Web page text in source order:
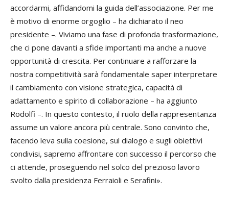
accordarmi, affidandomi la guida dell’associazione. Per me
è motivo di enorme orgoglio – ha dichiarato il neo
presidente –. Viviamo una fase di profonda trasformazione,
che ci pone davanti a sfide importanti ma anche a nuove
opportunità di crescita. Per continuare a rafforzare la
nostra competitività sarà fondamentale saper interpretare
il cambiamento con visione strategica, capacità di
adattamento e spirito di collaborazione – ha aggiunto
Rodolfi –. In questo contesto, il ruolo della rappresentanza
assume un valore ancora più centrale. Sono convinto che,
facendo leva sulla coesione, sul dialogo e sugli obiettivi
condivisi, sapremo affrontare con successo il percorso che
ci attende, proseguendo nel solco del prezioso lavoro
svolto dalla presidenza Ferraioli e Serafini».